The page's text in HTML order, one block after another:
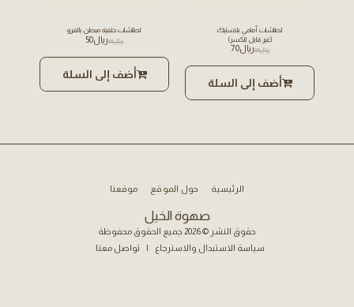
لطاشات أمامي بلاستيك
(غير قابل للكسر)
﷼85﷼70
أضف إلى السلة
لطاشات خلفية مبطن بالفرو
﷼65﷼50
أضف إلى السلة
صهوة الخيل
حقوق النشر © 2026 جميع الحقوق محفوظة
سياسة الاستبدال والاسترجاع | تواصل معنا
الرئيسية حول الموقع موقعنا